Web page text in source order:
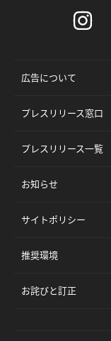
広告について
プレスリリース窓口
プレスリリース一覧
お知らせ
サイトポリシー
推奨環境
お詫びと訂正